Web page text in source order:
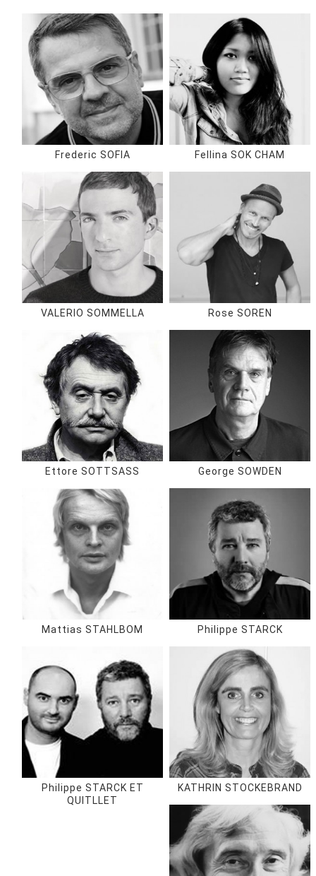
Frederic SOFIA Fellina SOK CHAM
VALERIO SOMMELLA Rose SOREN
Ettore SOTTSASS George SOWDEN
Mattias STAHLBOM Philippe STARCK
Philippe STARCK ET
QUITLLET
KATHRIN STOCKEBRAND